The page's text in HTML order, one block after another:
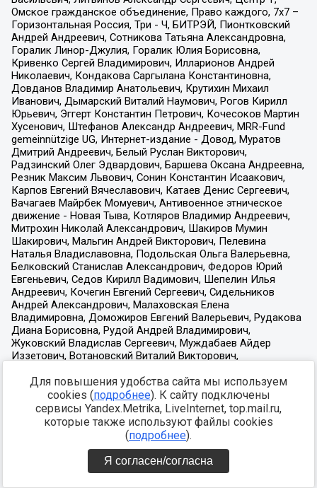
Для повышения удобства сайта мы используем
cookies (подробнее). К сайту подключены
сервисы Yandex.Metrika, LiveInternet, top.mail.ru,
которые также используют файлы cookies
(подробнее).
Я согласен/согласна